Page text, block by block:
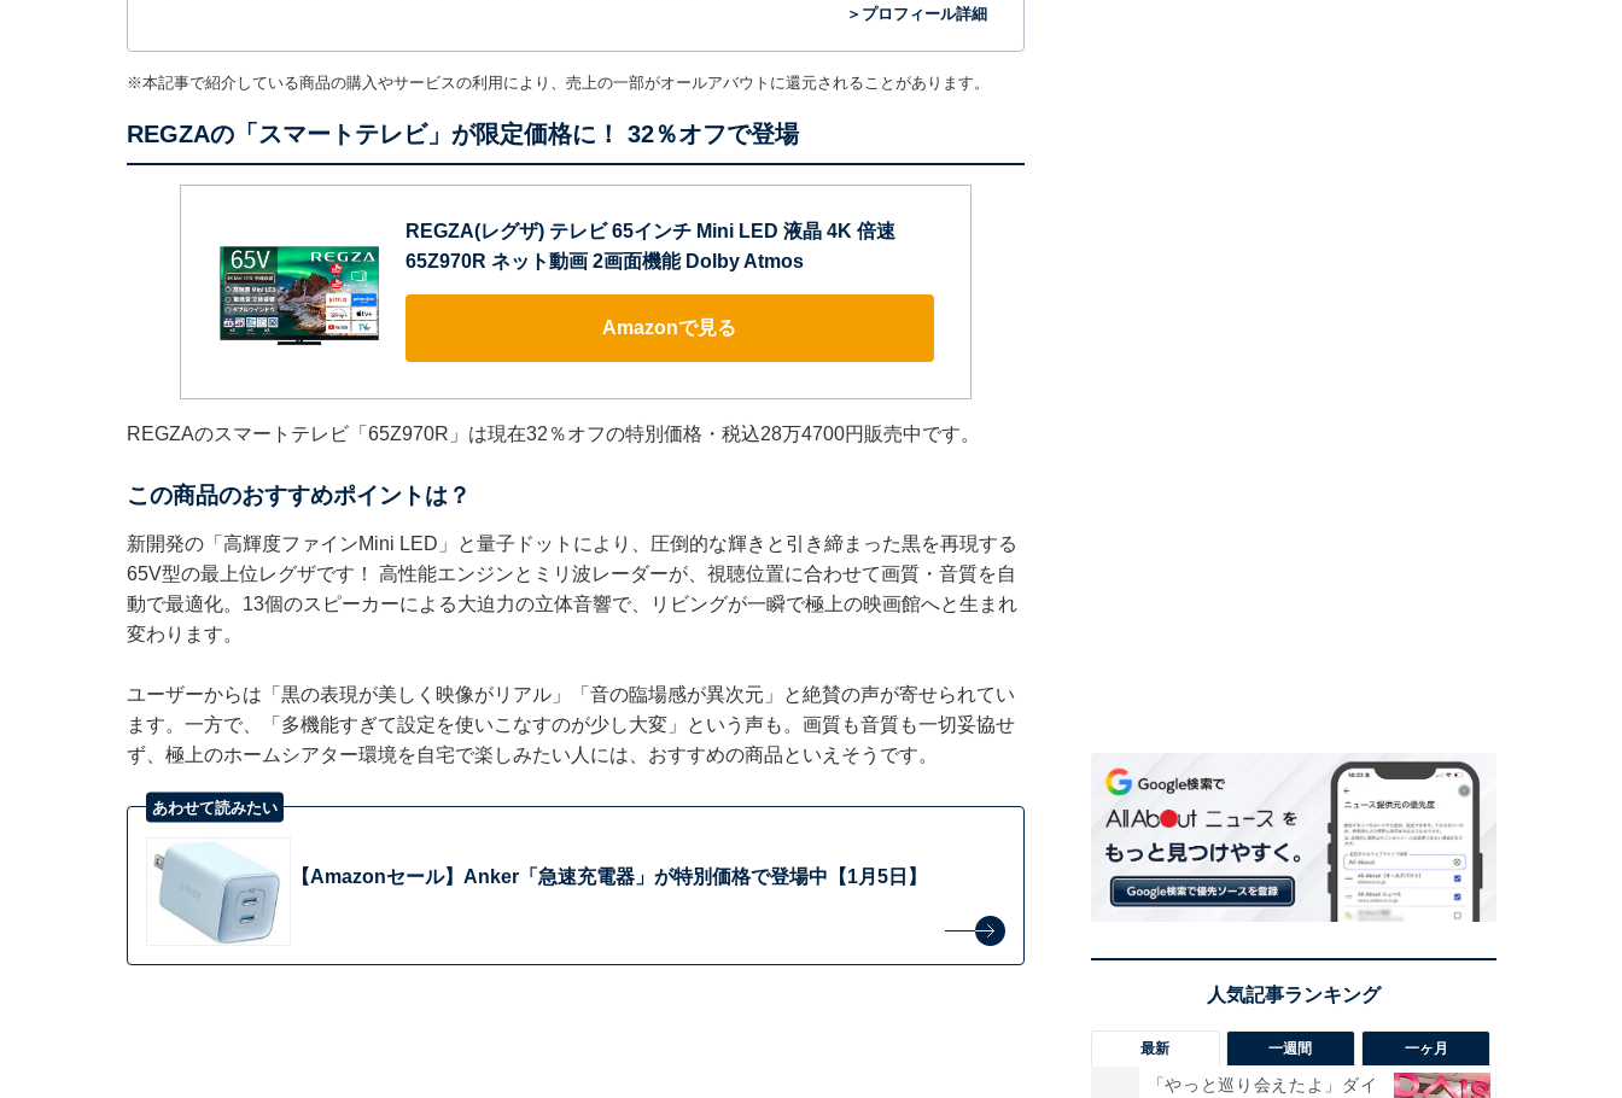
＞プロフィール詳細
※本記事で紹介している商品の購入やサービスの利用により、売上の一部がオールアバウトに還元されることがあります。
REGZAの「スマートテレビ」が限定価格に！ 32％オフで登場
REGZA(レグザ) テレビ 65インチ Mini LED 液晶 4K 倍速
65Z970R ネット動画 2画面機能 Dolby Atmos
Amazonで見る
REGZAのスマートテレビ「65Z970R」は現在32％オフの特別価格・税込28万4700円販売中です。
この商品のおすすめポイントは？
新開発の「高輝度ファインMini LED」と量子ドットにより、圧倒的な輝きと引き締まった黒を再現する
65V型の最上位レグザです！ 高性能エンジンとミリ波レーダーが、視聴位置に合わせて画質・音質を自
動で最適化。13個のスピーカーによる大迫力の立体音響で、リビングが一瞬で極上の映画館へと生まれ
変わります。
ユーザーからは「黒の表現が美しく映像がリアル」「音の臨場感が異次元」と絶賛の声が寄せられてい
ます。一方で、「多機能すぎて設定を使いこなすのが少し大変」という声も。画質も音質も一切妥協せ
ず、極上のホームシアター環境を自宅で楽しみたい人には、おすすめの商品といえそうです。
あわせて読みたい
【Amazonセール】Anker「急速充電器」が特別価格で登場中【1月5日】
最新 一週間 一ヶ月
「やっと巡り会えたよ」ダイ